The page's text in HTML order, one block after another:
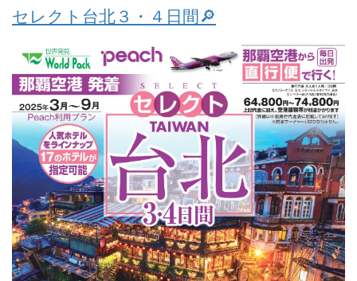
セレクト台北３・４日間🔎